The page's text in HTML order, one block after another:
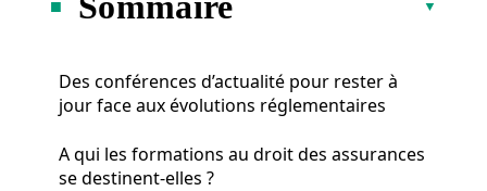
Des conférences d’actualité pour rester à
jour face aux évolutions réglementaires
A qui les formations au droit des assurances
se destinent-elles ?